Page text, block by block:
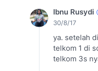
Ibnu Rusydi
30/8/17
ya. setelah
telkom 1 di
telkom 3s